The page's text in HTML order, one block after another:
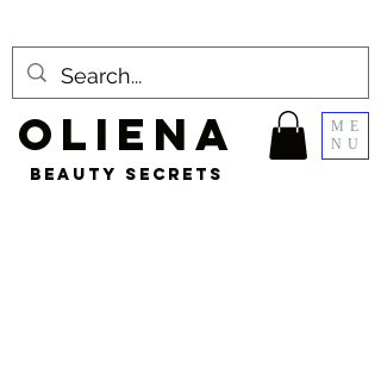
ME
NU
OLIENA
BEAUTY SECRETS